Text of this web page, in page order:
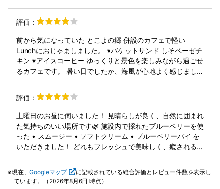
す。 私たちが訪れた日はマルシェも開かれていました。 な
かでも子どもと一緒に楽しめたのが芝すべり。Instagramで
見て楽しみにしていたのですが、実際に滑ってみると子ども
が「もう一回！」と何度も喜んでくれて、親としても嬉しい
時間でした。ソリは無料で数台置いてあり、気軽に楽しめる
ようになっていました。 ブランコや「どこでもドア」のよう
なフォトスポットもあり、写真を撮るのが好きな方にもおす
が、道が砂利なのでベビーカーは少し大変かもしれません。
要な方は事前にスタッフの方に確認したほうが安心です。私
たちは車の中で対応しました。 カフェでは、ブルーベリーア
イス（500円）をいただきました。果実がしっかり入ってい
て、美味しかったです。室内席もテラス席もあり、景色を楽
しみながらゆっくり過ごせました。 ひとなつっこい犬や、ニ
ワトリたちとも出会え、動物好きな方にもおすすめです。ど
ちらも小屋の中やリードで管理されていたので安心感があり
評価：
前から気になっていた とこよの郷 併設のカフェで軽い
Lunchにおじゃましました。 ※バケットサンド しそベーゼチ
キン ※アイスコーヒー ゆっくりと景色を楽しみながら過ごせ
るカフェです。 暑い日でしたか、海風が心地よく感じまし
な。 気になっている、ブルーベリーのデザートとロコモコ、
ピサを食べ、今回売り切れだった たまごプリン🍮とプルベリ
ーパイも購入したい((o(´∀｀)o)) カフェ内には雑貨もありま
した。
評価：
土曜日のお昼に伺いました！ 見晴らしが良く、自然に囲まれ
た気持ちのいい場所です🌿 施設内で採れたブルーベリーを使
った • スムージー • ソフトクリーム • ブルーベリーパイ を
いただきました！ どれもフレッシュで美味しく、癒される時
現在、 Googleマップ
に記載されている総合評価とレビュー件数を表示し
ています。（2026年8月6日 時点）